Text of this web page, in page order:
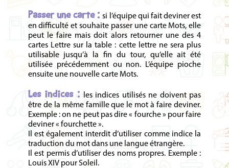
Passer une carte :si l’équipe qui fait deviner est
en difficulté et souhaite passer une carte Mots, elle
peut le faire mais doit alors retourner une des 4
cartes Lettre sur la table : cette lettre ne sera plus
utilisable jusqu’à la fin du tour, qu’elle ait été
utilisée précédemment ou non. L’équipe pioche
ensuite une nouvelle carte Mots.
Les indices :
les indices utilisés ne doivent pas
être de la même famille que le mot à faire deviner.
Exemple : on ne peut pas dire « fourche » pour faire
deviner « fourchette ».
Il est également interdit d’utiliser comme indice la
traduction du mot dans une langue étrangère.
Il est permis d’utiliser des noms propres. Exemple :
Louis XIV pour Soleil.